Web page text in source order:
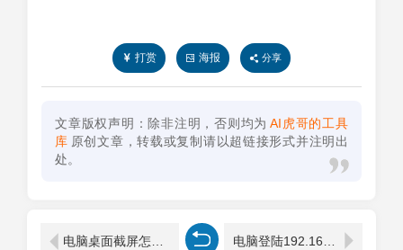
打赏 海报 分享
文章版权声明：除非注明，否则均为 AI虎哥的工具
库 原创文章，转载或复制请以超链接形式并注明出
处。
电脑桌面截屏怎么操作（电脑截屏怎么截） 电脑登陆192.168.2.1设置路由器密码的方法